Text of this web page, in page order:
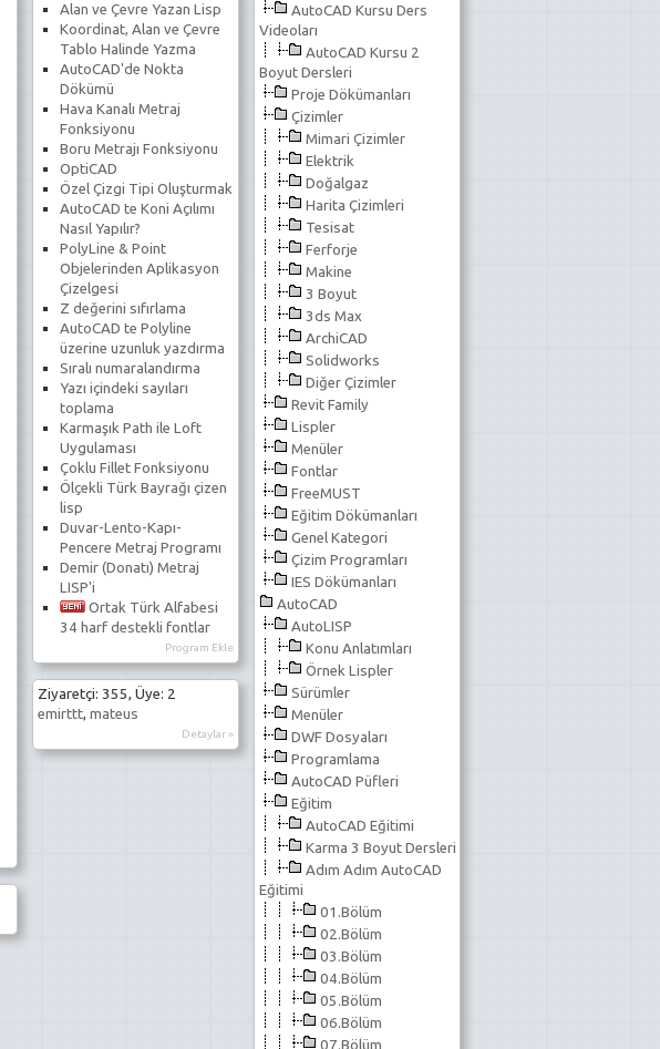
AutoCAD Kursu Ders
Videoları
AutoCAD Kursu 2
Boyut Dersleri
Proje Dökümanları
Çizimler
Mimari Çizimler
Elektrik
Doğalgaz
Harita Çizimleri
Tesisat
Ferforje
Makine
3 Boyut
3ds Max
ArchiCAD
Solidworks
Diğer Çizimler
Revit Family
Lispler
Menüler
Fontlar
FreeMUST
Eğitim Dökümanları
Genel Kategori
Çizim Programları
IES Dökümanları
AutoCAD
AutoLISP
Konu Anlatımları
Örnek Lispler
Sürümler
Menüler
DWF Dosyaları
Programlama
AutoCAD Püfleri
Eğitim
AutoCAD Eğitimi
Karma 3 Boyut Dersleri
Adım Adım AutoCAD
Eğitimi
01.Bölüm
02.Bölüm
03.Bölüm
04.Bölüm
05.Bölüm
06.Bölüm
07.Bölüm
Alan ve Çevre Yazan Lisp
Koordinat, Alan ve Çevre
Tablo Halinde Yazma
AutoCAD'de Nokta
Dökümü
Hava Kanalı Metraj
Fonksiyonu
Boru Metrajı Fonksiyonu
OptiCAD
Özel Çizgi Tipi Oluşturmak
AutoCAD te Koni Açılımı
Nasıl Yapılır?
PolyLine & Point
Objelerinden Aplikasyon
Çizelgesi
Z değerini sıfırlama
AutoCAD te Polyline
üzerine uzunluk yazdırma
Sıralı numaralandırma
Yazı içindeki sayıları
toplama
Karmaşık Path ile Loft
Uygulaması
Çoklu Fillet Fonksiyonu
Ölçekli Türk Bayrağı çizen
lisp
Duvar-Lento-Kapı-
Pencere Metraj Programı
Demir (Donatı) Metraj
LISP'i
Ortak Türk Alfabesi
34 harf destekli fontlar
Program Ekle
Ziyaretçi: 355, Üye: 2
emirttt, mateus
Detaylar »